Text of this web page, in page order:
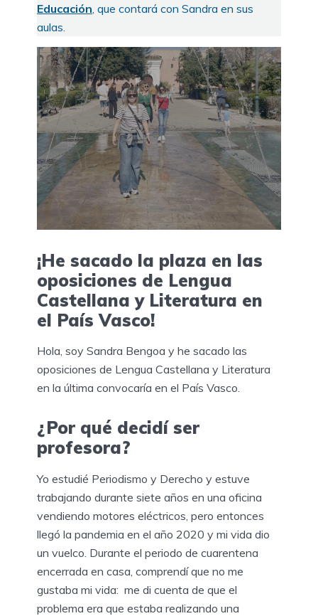
Educación , que contará con Sandra en sus
aulas.
¡He sacado la plaza en las
oposiciones de Lengua
Castellana y Literatura en
el País Vasco!
Hola, soy Sandra Bengoa y he sacado las
oposiciones de Lengua Castellana y Literatura
en la última convocaría en el País Vasco.
¿Por qué decidí ser
profesora?
Yo estudié Periodismo y Derecho y estuve
trabajando durante siete años en una oficina
vendiendo motores eléctricos, pero entonces
llegó la pandemia en el año 2020 y mi vida dio
un vuelco. Durante el periodo de cuarentena
encerrada en casa, comprendí que no me
gustaba mi vida: me di cuenta de que el
problema era que estaba realizando una